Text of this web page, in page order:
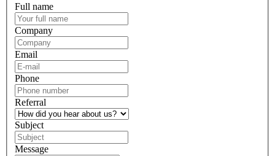
Full name
Company
Email
Phone
Referral
Subject
Message